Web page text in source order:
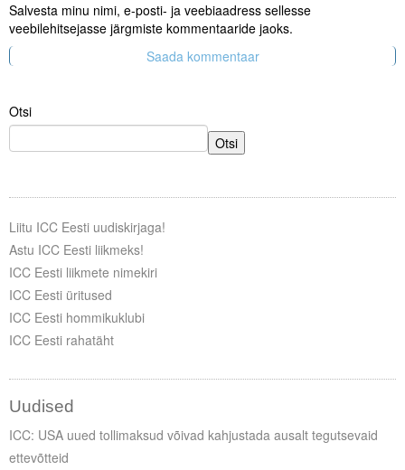
Salvesta minu nimi, e-posti- ja veebiaadress sellesse
veebilehitsejasse järgmiste kommentaaride jaoks.
Otsi
Otsi
Liitu ICC Eesti uudiskirjaga!
Astu ICC Eesti liikmeks!
ICC Eesti liikmete nimekiri
ICC Eesti üritused
ICC Eesti hommikuklubi
ICC Eesti rahatäht
Uudised
ICC: USA uued tollimaksud võivad kahjustada ausalt tegutsevaid
ettevõtteid